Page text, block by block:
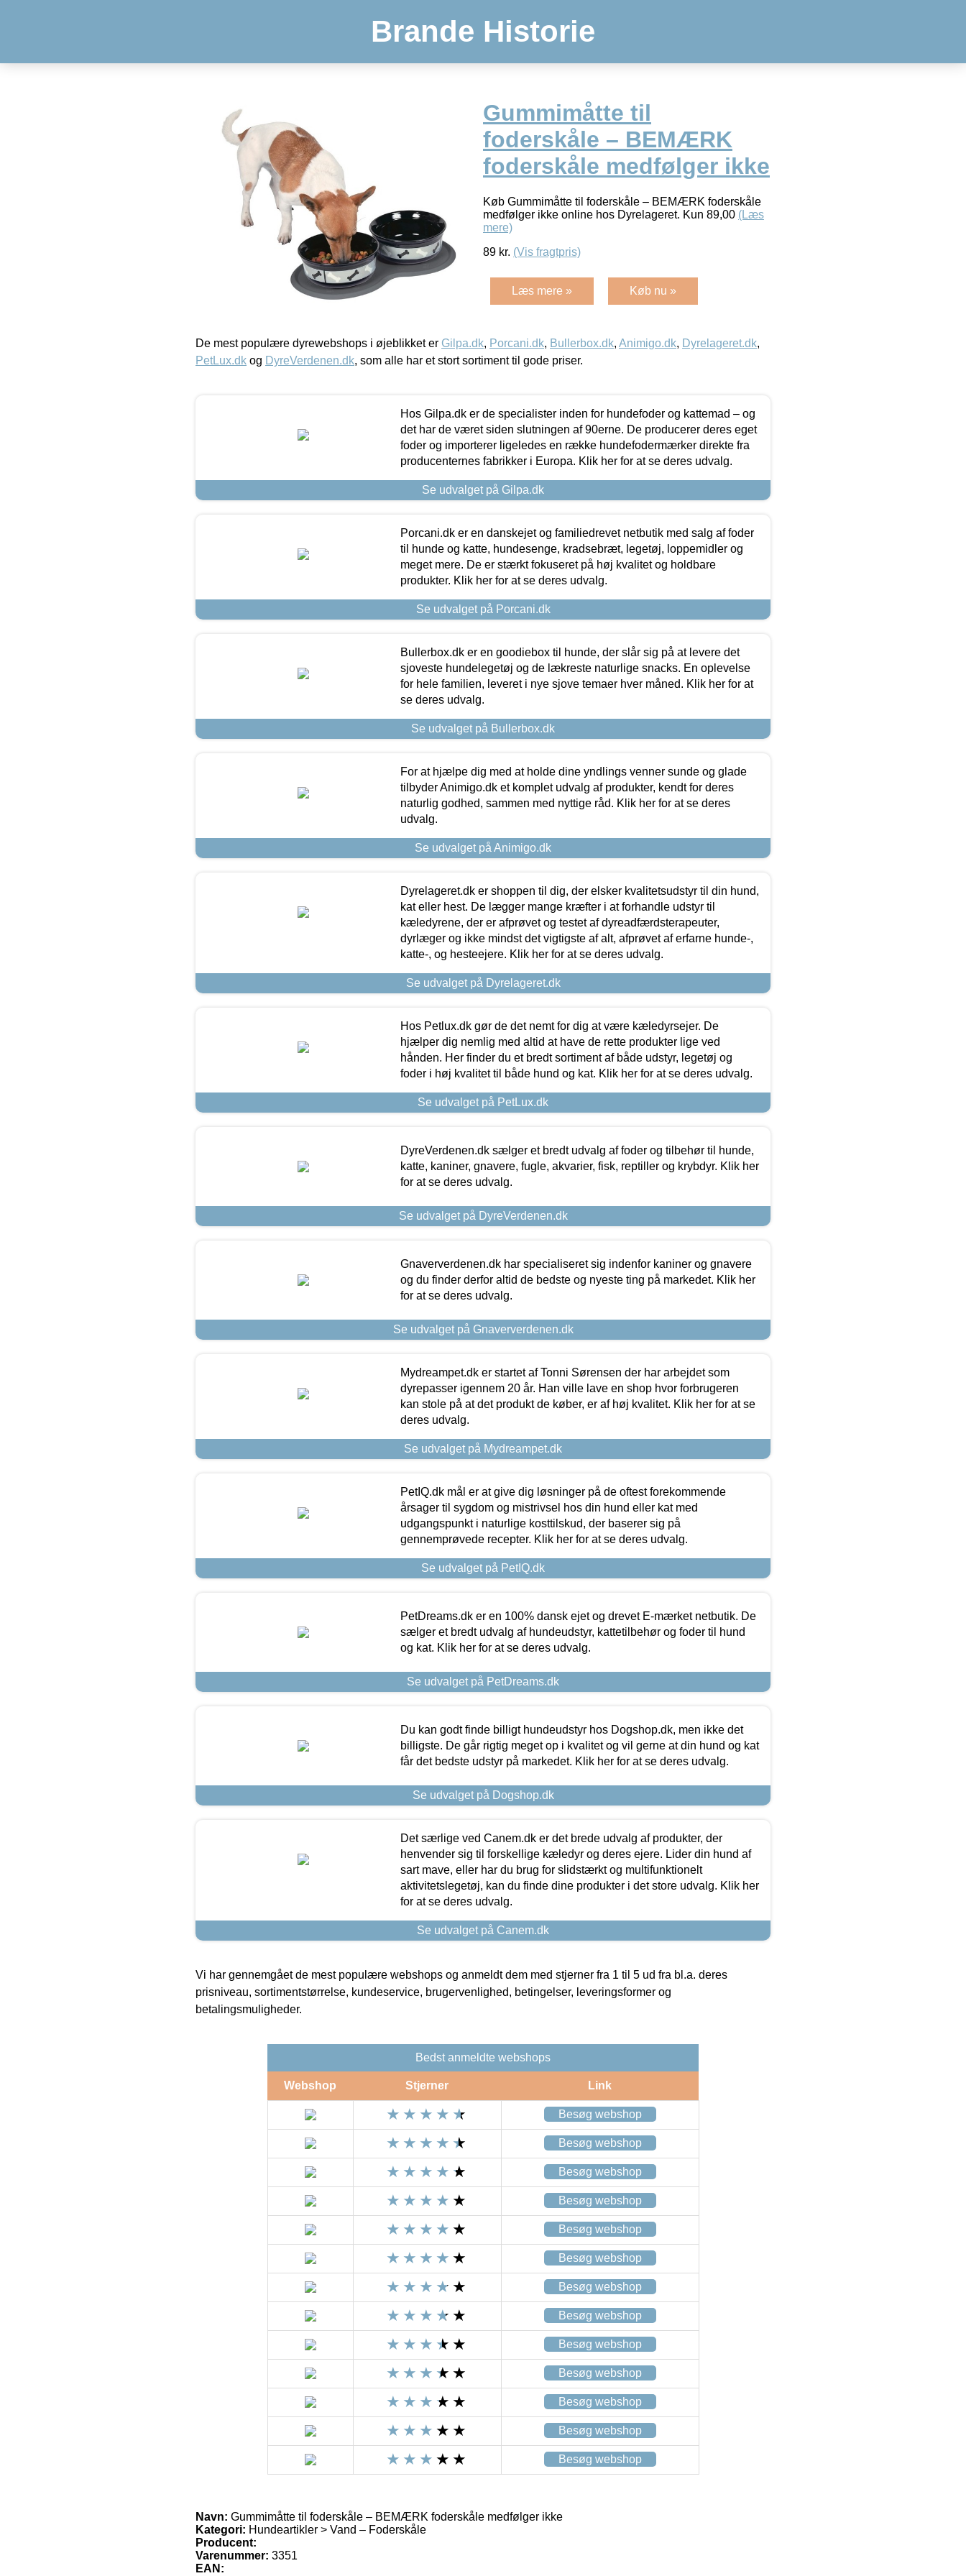
Brande Historie
Gummimåtte til
foderskåle – BEMÆRK
foderskåle medfølger ikke
Køb Gummimåtte til foderskåle – BEMÆRK foderskåle
medfølger ikke online hos Dyrelageret. Kun 89,00 (Læs
mere)
89 kr. (Vis fragtpris)
Læs mere » Køb nu »
De mest populære dyrewebshops i øjeblikket er Gilpa.dk, Porcani.dk, Bullerbox.dk, Animigo.dk, Dyrelageret.dk,
PetLux.dk og DyreVerdenen.dk, som alle har et stort sortiment til gode priser.
Hos Gilpa.dk er de specialister inden for hundefoder og kattemad – og
det har de været siden slutningen af 90erne. De producerer deres eget
foder og importerer ligeledes en række hundefodermærker direkte fra
producenternes fabrikker i Europa. Klik her for at se deres udvalg.
Se udvalget på Gilpa.dk
Porcani.dk er en danskejet og familiedrevet netbutik med salg af foder
til hunde og katte, hundesenge, kradsebræt, legetøj, loppemidler og
meget mere. De er stærkt fokuseret på høj kvalitet og holdbare
produkter. Klik her for at se deres udvalg.
Se udvalget på Porcani.dk
Bullerbox.dk er en goodiebox til hunde, der slår sig på at levere det
sjoveste hundelegetøj og de lækreste naturlige snacks. En oplevelse
for hele familien, leveret i nye sjove temaer hver måned. Klik her for at
se deres udvalg.
Se udvalget på Bullerbox.dk
For at hjælpe dig med at holde dine yndlings venner sunde og glade
tilbyder Animigo.dk et komplet udvalg af produkter, kendt for deres
naturlig godhed, sammen med nyttige råd. Klik her for at se deres
udvalg.
Se udvalget på Animigo.dk
Dyrelageret.dk er shoppen til dig, der elsker kvalitetsudstyr til din hund,
kat eller hest. De lægger mange kræfter i at forhandle udstyr til
kæledyrene, der er afprøvet og testet af dyreadfærdsterapeuter,
dyrlæger og ikke mindst det vigtigste af alt, afprøvet af erfarne hunde-,
katte-, og hesteejere. Klik her for at se deres udvalg.
Se udvalget på Dyrelageret.dk
Hos Petlux.dk gør de det nemt for dig at være kæledyrsejer. De
hjælper dig nemlig med altid at have de rette produkter lige ved
hånden. Her finder du et bredt sortiment af både udstyr, legetøj og
foder i høj kvalitet til både hund og kat. Klik her for at se deres udvalg.
Se udvalget på PetLux.dk
DyreVerdenen.dk sælger et bredt udvalg af foder og tilbehør til hunde,
katte, kaniner, gnavere, fugle, akvarier, fisk, reptiller og krybdyr. Klik her
for at se deres udvalg.
Se udvalget på DyreVerdenen.dk
Gnaververdenen.dk har specialiseret sig indenfor kaniner og gnavere
og du finder derfor altid de bedste og nyeste ting på markedet. Klik her
for at se deres udvalg.
Se udvalget på Gnaververdenen.dk
Mydreampet.dk er startet af Tonni Sørensen der har arbejdet som
dyrepasser igennem 20 år. Han ville lave en shop hvor forbrugeren
kan stole på at det produkt de køber, er af høj kvalitet. Klik her for at se
deres udvalg.
Se udvalget på Mydreampet.dk
PetIQ.dk mål er at give dig løsninger på de oftest forekommende
årsager til sygdom og mistrivsel hos din hund eller kat med
udgangspunkt i naturlige kosttilskud, der baserer sig på
gennemprøvede recepter. Klik her for at se deres udvalg.
Se udvalget på PetIQ.dk
PetDreams.dk er en 100% dansk ejet og drevet E-mærket netbutik. De
sælger et bredt udvalg af hundeudstyr, kattetilbehør og foder til hund
og kat. Klik her for at se deres udvalg.
Se udvalget på PetDreams.dk
Du kan godt finde billigt hundeudstyr hos Dogshop.dk, men ikke det
billigste. De går rigtig meget op i kvalitet og vil gerne at din hund og kat
får det bedste udstyr på markedet. Klik her for at se deres udvalg.
Se udvalget på Dogshop.dk
Det særlige ved Canem.dk er det brede udvalg af produkter, der
henvender sig til forskellige kæledyr og deres ejere. Lider din hund af
sart mave, eller har du brug for slidstærkt og multifunktionelt
aktivitetslegetøj, kan du finde dine produkter i det store udvalg. Klik her
for at se deres udvalg.
Se udvalget på Canem.dk
Vi har gennemgået de mest populære webshops og anmeldt dem med stjerner fra 1 til 5 ud fra bl.a. deres
prisniveau, sortimentstørrelse, kundeservice, brugervenlighed, betingelser, leveringsformer og
betalingsmuligheder.
Bedst anmeldte webshops
Webshop Stjerner Link
Besøg webshop
Besøg webshop
Besøg webshop
Besøg webshop
Besøg webshop
Besøg webshop
Besøg webshop
Besøg webshop
Besøg webshop
Besøg webshop
Besøg webshop
Besøg webshop
Besøg webshop
Navn: Gummimåtte til foderskåle – BEMÆRK foderskåle medfølger ikke
Kategori: Hundeartikler > Vand – Foderskåle
Producent:
Varenummer: 3351
EAN: